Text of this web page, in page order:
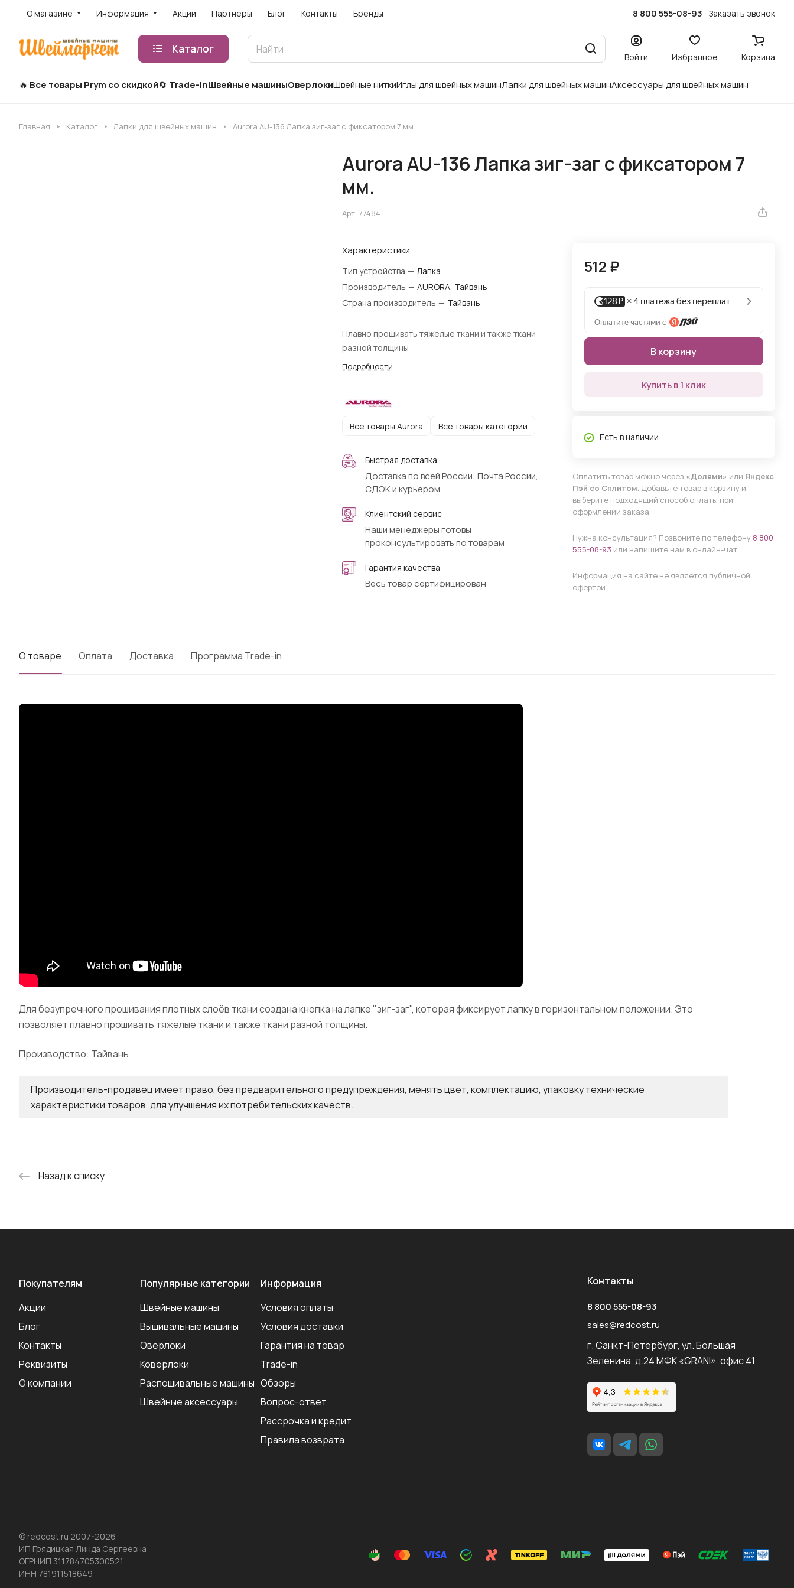
О магазине Информация Акции Партнеры Блог Контакты Бренды 8 800 555-08-93 Заказать звонок
Каталог
Войти Избранное Корзина
Все товары Prym со скидкой Trade-inШвейные машиныОверлокиШвейные ниткиИглы для швейных машинЛапки для швейных машинАксессуары для швейных машин
Главная Каталог Лапки для швейных машин Aurora AU-136 Лапка зиг-заг с фиксатором 7 мм.
Aurora AU-136 Лапка зиг-заг с фиксатором 7
мм.
Арт. 77484
Характеристики
Тип устройства — Лапка
Производитель — AURORA, Тайвань
Страна производитель — Тайвань
Плавно прошивать тяжелые ткани и также ткани
разной толщины
Подробности
Все товары Aurora Все товары категории
Быстрая доставка
Доставка по всей России: Почта России,
СДЭК и курьером.
Клиентский сервис
Наши менеджеры готовы
проконсультировать по товарам
Гарантия качества
Весь товар сертифицирован
512 ₽
В корзину
Купить в 1 клик
Есть в наличии
Оплатить товар можно через «Долями» или Яндекс
Пэй со Сплитом. Добавьте товар в корзину и
выберите подходящий способ оплаты при
оформлении заказа.
Нужна консультация? Позвоните по телефону 8 800
555-08-93 или напишите нам в онлайн-чат.
Информация на сайте не является публичной
офертой.
О товаре Оплата Доставка Программа Trade-in
Для безупречного прошивания плотных слоёв ткани создана кнопка на лапке "зиг-заг", которая фиксирует лапку в горизонтальном положении. Это
позволяет плавно прошивать тяжелые ткани и также ткани разной толщины.
Производство: Тайвань
Производитель-продавец имеет право, без предварительного предупреждения, менять цвет, комплектацию, упаковку технические
характеристики товаров, для улучшения их потребительских качеств.
Назад к списку
Покупателям
Акции
Блог
Контакты
Реквизиты
О компании
Популярные категории
Швейные машины
Вышивальные машины
Оверлоки
Коверлоки
Распошивальные машины
Швейные аксеcсуары
Информация
Условия оплаты
Условия доставки
Гарантия на товар
Trade-in
Обзоры
Вопрос-ответ
Рассрочка и кредит
Правила возврата
Контакты
8 800 555-08-93
sales@redcost.ru
г. Санкт-Петербург, ул. Большая
Зеленина, д.24 МФК «GRANI», офис 41
© redcost.ru 2007-2026
ИП Грядицкая Линда Сергеевна
ОГРНИП 311784705300521
ИНН 781911518649